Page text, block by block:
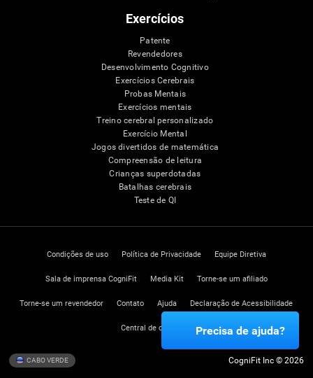
Exercícios
Patente
Revendedores
Desenvolvimento Cognitivo
Exercícios Cerebrais
Probas Mentais
Exercícios mentais
Treino cerebral personalizado
Exercício Mental
Jogos divertidos de matemática
Compreensão de leitura
Crianças superdotadas
Batalhas cerebrais
Teste de QI
Condições de uso Política de Privacidade Equipe Diretiva
Sala de imprensa CogniFit Media Kit Torne-se um afiliado
Torne-se um revendedor Contato Ajuda Declaração de Acessibilidade
Central de confiança
CABO VERDE CogniFit Inc © 2026
Precisa de ajuda?